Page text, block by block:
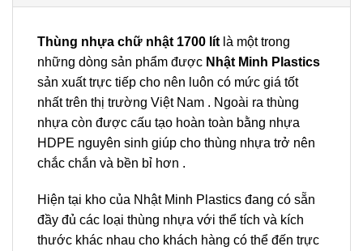
Thùng nhựa chữ nhật 1700 lít là một trong
những dòng sản phẩm được Nhật Minh Plastics
sản xuất trực tiếp cho nên luôn có mức giá tốt
nhất trên thị trường Việt Nam . Ngoài ra thùng
nhựa còn được cấu tạo hoàn toàn bằng nhựa
HDPE nguyên sinh giúp cho thùng nhựa trở nên
chắc chắn và bền bỉ hơn .
Hiện tại kho của Nhật Minh Plastics đang có sẵn
đầy đủ các loại thùng nhựa với thể tích và kích
thước khác nhau cho khách hàng có thể đến trực